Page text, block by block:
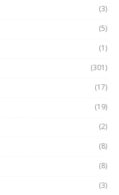
(3)
(5)
(1)
(301)
(17)
(19)
(2)
(8)
(8)
(3)